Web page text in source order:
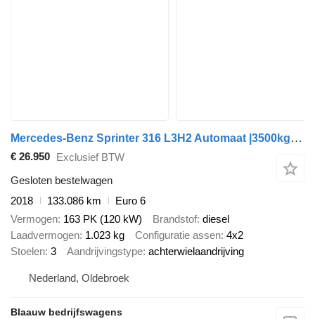
Mercedes-Benz Sprinter 316 L3H2 Automaat |3500kg trekgewicht
€ 26.950 Exclusief BTW
Gesloten bestelwagen
2018
133.086 km
Euro 6
Vermogen 163 PK (120 kW) Brandstof diesel
Laadvermogen 1.023 kg Configuratie assen 4x2
Stoelen 3 Aandrijvingstype achterwielaandrijving
Nederland, Oldebroek
Blaauw bedrijfswagens